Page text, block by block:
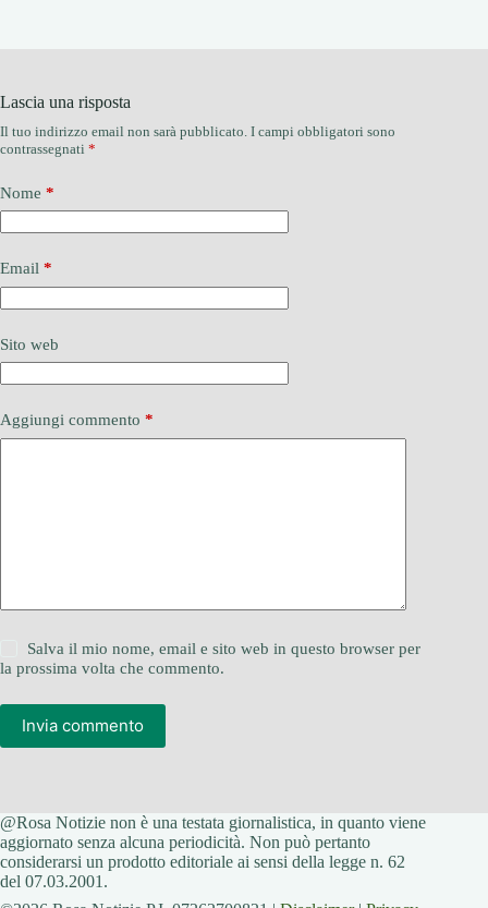
Lascia una risposta
Il tuo indirizzo email non sarà pubblicato. I campi obbligatori sono
contrassegnati *
Nome *
Email *
Sito web
Aggiungi commento *
Salva il mio nome, email e sito web in questo browser per
la prossima volta che commento.
Invia commento
@Rosa Notizie non è una testata giornalistica, in quanto viene
aggiornato senza alcuna periodicità. Non può pertanto
considerarsi un prodotto editoriale ai sensi della legge n. 62
del 07.03.2001.